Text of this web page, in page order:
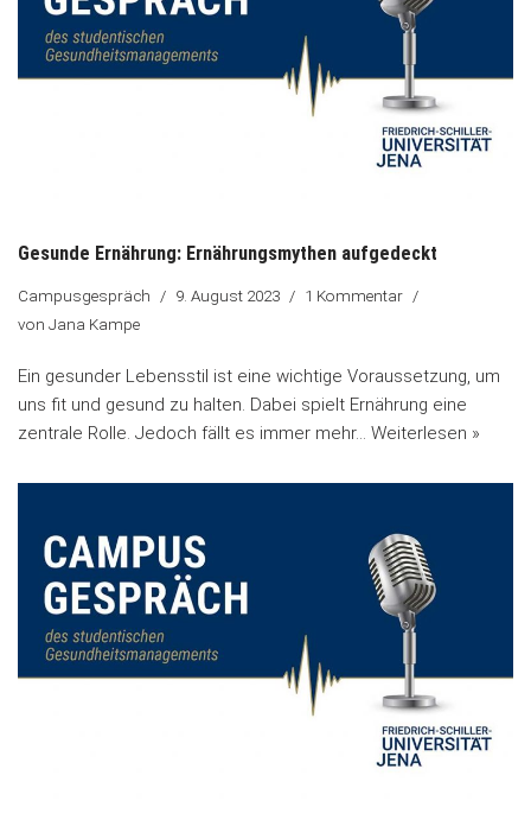
Gesunde Ernährung: Ernährungsmythen aufgedeckt
Campusgespräch 9. August 2023
1 Kommentar
von Jana Kampe
Ein gesunder Lebensstil ist eine wichtige Voraussetzung, um
uns fit und gesund zu halten. Dabei spielt Ernährung eine
zentrale Rolle. Jedoch fällt es immer mehr… Weiterlesen »